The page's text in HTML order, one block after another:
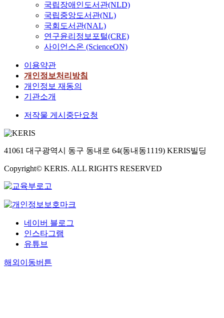
국립장애인도서관(NLD)
국립중앙도서관(NL)
국회도서관(NAL)
연구윤리정보포털(CRE)
사이언스온 (ScienceON)
이용약관
개인정보처리방침
개인정보 재동의
기관소개
저작물 게시중단요청
41061 대구광역시 동구 동내로 64(동내동1119) KERIS빌딩
Copyright© KERIS. ALL RIGHTS RESERVED
네이버 블로그
인스타그램
유튜브
해외이동버튼